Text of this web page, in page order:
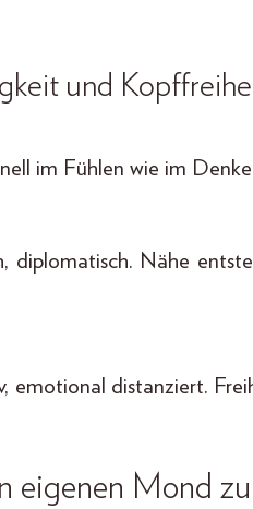
und
im Fühlen wie im
diplomatisch. Nähe
emotional distanziert.
eigenen Mond